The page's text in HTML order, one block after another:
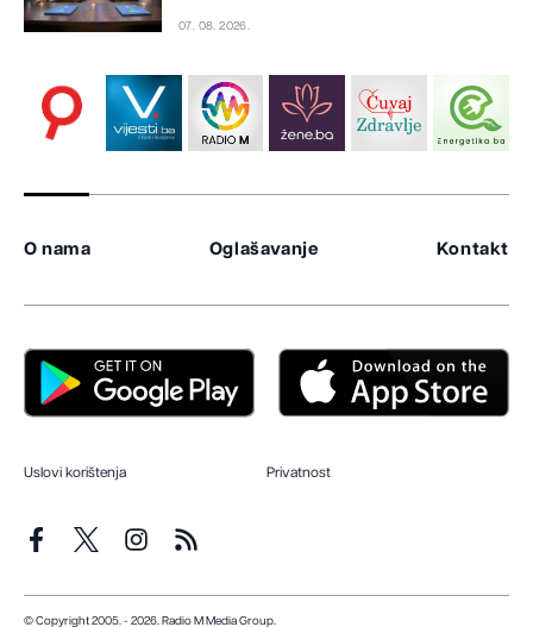
07. 08. 2026.
O nama Oglašavanje Kontakt
Uslovi korištenja Privatnost
© Copyright 2005. - 2026. Radio M Media Group.